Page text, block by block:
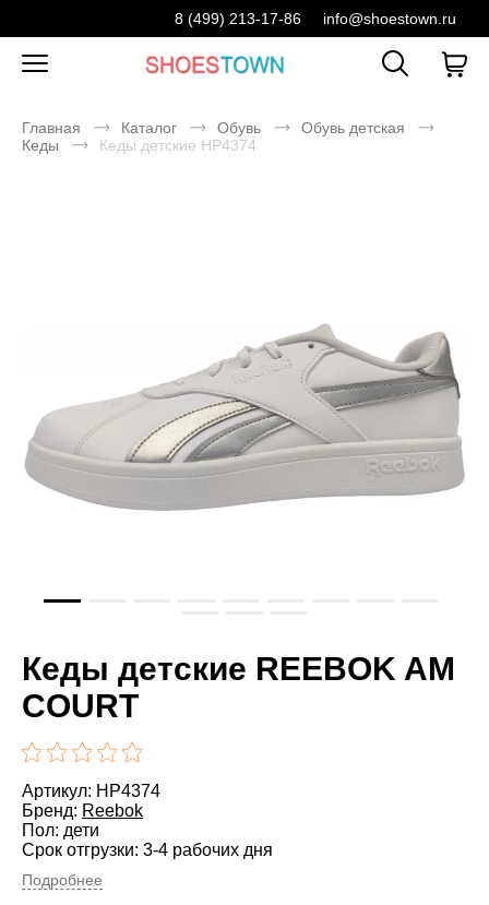
8 (499) 213-17-86 info@shoestown.ru
Главная Каталог Обувь
Обувь детская
Кеды
Кеды детские HP4374
Кеды детские REEBOK AM
COURT
Артикул: HP4374
Бренд: Reebok
Пол: дети
Срок отгрузки: 3-4 рабочих дня
Подробнее